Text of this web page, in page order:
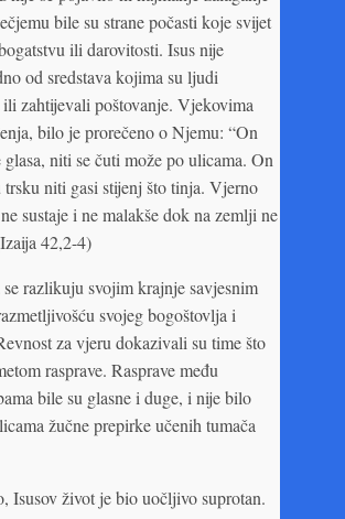
bile su strane počasti koje svijet
ili darovitosti. Isus nije
od sredstava kojima su ljudi
zahtijevali poštovanje. Vjekovima
bilo je prorečeno o Njemu: “On
niti se čuti može po ulicama. On
niti gasi stijenj što tinja. Vjerno
sustaje i ne malakše dok na zemlji ne
42,2-4)
razlikuju svojim krajnje savjesnim
svojeg bogoštovlja i
za vjeru dokazivali su time što
rasprave. Rasprave među
bile su glasne i duge, i nije bilo
žučne prepirke učenih tumača
Isusov život je bio uočljivo suprotan.